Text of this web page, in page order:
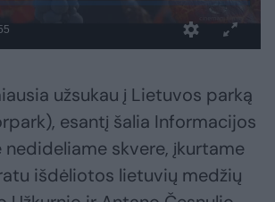
užsukau į Lietuvos parką
esantį šalia Informacijos
nedideliame skvere, įkurtame
išdėliotos lietuvių medžių